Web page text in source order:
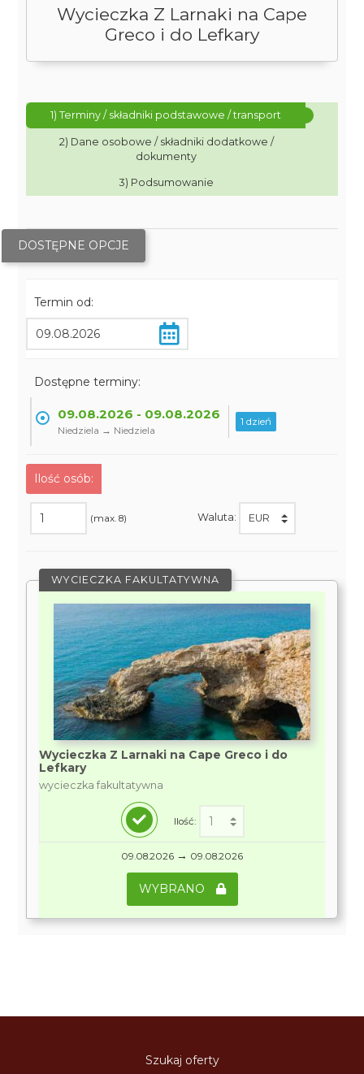
Wycieczka Z Larnaki na Cape
Greco i do Lefkary
1) Terminy / składniki podstawowe / transport
2) Dane osobowe / składniki dodatkowe /
dokumenty
3) Podsumowanie
DOSTĘPNE OPCJE
Termin od:
Dostępne terminy:
09.08.2026 - 09.08.2026
Niedziela → Niedziela
1 dzień
Ilość osób:
(max. 8) Waluta:
WYCIECZKA FAKULTATYWNA
Wycieczka Z Larnaki na Cape Greco i do
Lefkary
wycieczka fakultatywna
Ilość:
09.08.2026 → 09.08.2026
WYBRANO
Szukaj oferty